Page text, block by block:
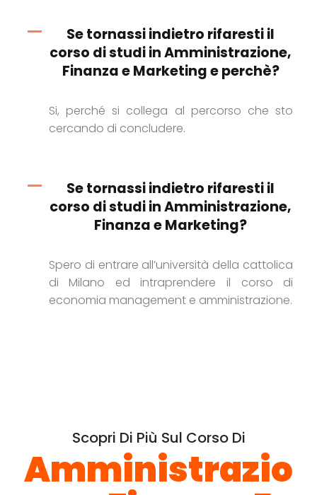
Se tornassi indietro rifaresti il
corso di studi in Amministrazione,
Finanza e Marketing e perchè?
Si, perché si collega al percorso che sto
cercando di concludere.
Se tornassi indietro rifaresti il
corso di studi in Amministrazione,
Finanza e Marketing?
Spero di entrare all’università della cattolica
di Milano ed intraprendere il corso di
economia management e amministrazione.
Scopri Di Più Sul Corso Di
Amministrazio